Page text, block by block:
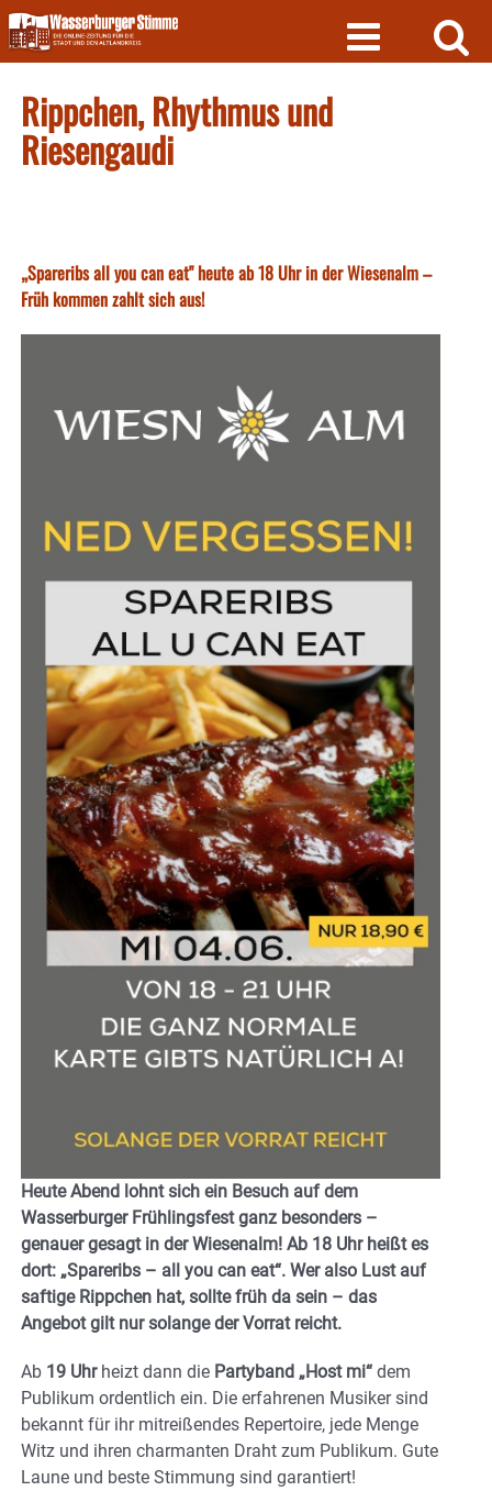
Skip
to
content
Rippchen, Rhythmus und
Riesengaudi
„Spareribs all you can eat" heute ab 18 Uhr in der Wiesenalm –
Früh kommen zahlt sich aus!
Heute Abend lohnt sich ein Besuch auf dem
Wasserburger Frühlingsfest ganz besonders –
genauer gesagt in der Wiesenalm! Ab 18 Uhr heißt es
dort: „Spareribs – all you can eat“. Wer also Lust auf
saftige Rippchen hat, sollte früh da sein – das
Angebot gilt nur solange der Vorrat reicht.
Ab 19 Uhrheizt dann die Partyband „Host mi“ dem
Publikum ordentlich ein. Die erfahrenen Musiker sind
bekannt für ihr mitreißendes Repertoire, jede Menge
Witz und ihren charmanten Draht zum Publikum. Gute
Laune und beste Stimmung sind garantiert!